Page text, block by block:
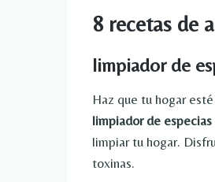
8 recetas de
limpiador de
Haz que tu hogar
limpiador de
limpiar tu hogar.
toxinas.